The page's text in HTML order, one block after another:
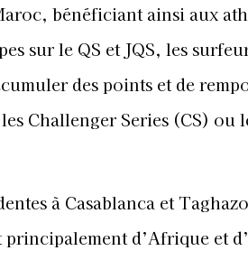
bénéficiant ainsi aux
sur le QS et JQS, les
des points et de
Challenger Series (CS) ou
à Casablanca et
d’Afrique et